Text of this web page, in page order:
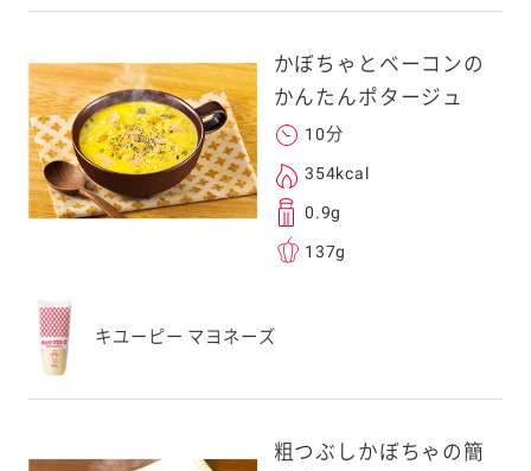
旦ご自身で受け
。
元コードをス
ォンのカメラ
るとアクセス
メールをお送りい
のメールアドレス
」を受信を許可
ドメイン指定受信
かぼちゃとベーコンの
かんたんポタージュ
10分
354kcal
0.9g
137g
キユーピー マヨネーズ
粗つぶしかぼちゃの簡